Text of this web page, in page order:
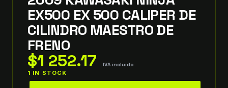
EX500 EX 500 CALIPER DE
CILINDRO MAESTRO DE
FRENO
$1 252.17 IVA incluido
1 IN STOCK